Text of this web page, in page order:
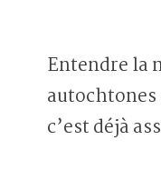
Entendre la
c’est déjà